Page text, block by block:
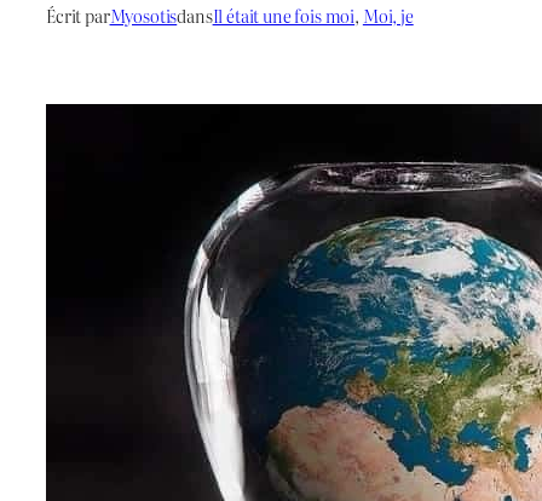
Écrit parMyosotisdansIl était une fois moi, Moi, je